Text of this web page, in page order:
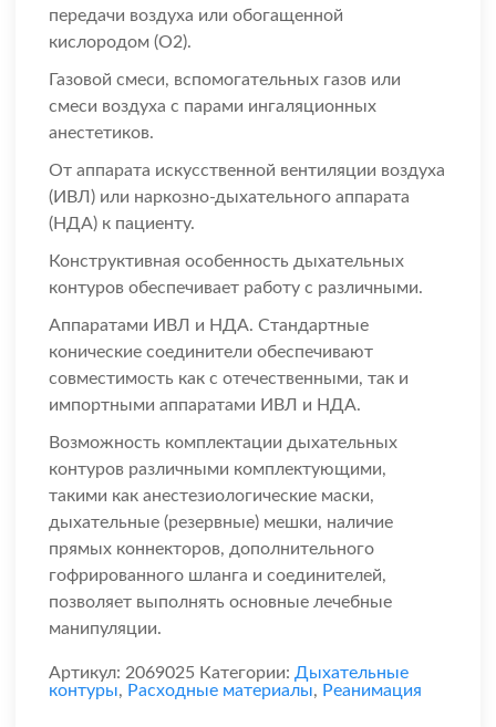
передачи воздуха или обогащенной
кислородом (О2).
Газовой смеси, вспомогательных газов или
смеси воздуха с парами ингаляционных
анестетиков.
От аппарата искусственной вентиляции воздуха
(ИВЛ) или наркозно-дыхательного аппарата
(НДА) к пациенту.
Конструктивная особенность дыхательных
контуров обеспечивает работу с различными.
Аппаратами ИВЛ и НДА. Стандартные
конические соединители обеспечивают
совместимость как с отечественными, так и
импортными аппаратами ИВЛ и НДА.
Возможность комплектации дыхательных
контуров различными комплектующими,
такими как анестезиологические маски,
дыхательные (резервные) мешки, наличие
прямых коннекторов, дополнительного
гофрированного шланга и соединителей,
позволяет выполнять основные лечебные
манипуляции.
Артикул: 2069025 Категории: Дыхательные
контуры, Расходные материалы, Реанимация